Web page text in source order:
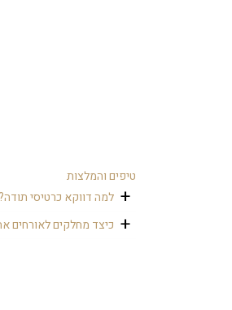
טיפים והמלצות
למה דווקא כרטיסי תודה?
הלחץ של הבת מצווה
קטן וממותג יכול לתת
כיצד מחלקים לאורחים